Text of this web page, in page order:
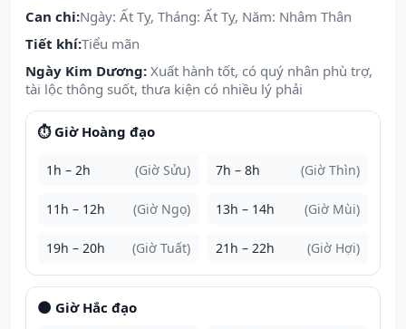
Can chi:Ngày: Ất Tỵ, Tháng: Ất Tỵ, Năm: Nhâm Thân
Tiết khí:Tiểu mãn
Ngày Kim Dương: Xuất hành tốt, có quý nhân phù trợ,
tài lộc thông suốt, thưa kiện có nhiều lý phải
⏱️ Giờ Hoàng đạo
1h – 2h (Giờ Sửu) 7h – 8h (Giờ Thìn)
11h – 12h (Giờ Ngọ) 13h – 14h (Giờ Mùi)
19h – 20h (Giờ Tuất) 21h – 22h (Giờ Hợi)
🌑 Giờ Hắc đạo